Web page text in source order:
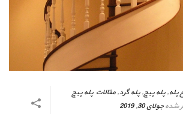
پله,پله پیچ,پله گرد,مقالات پله پیچ
شده جولای 30, 2019